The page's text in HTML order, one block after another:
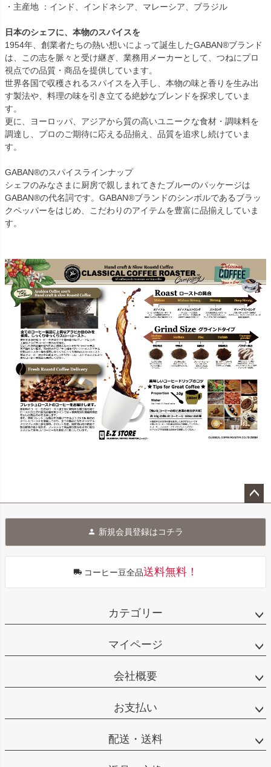
・主産地 ：インド、インドネシア、マレーシア、ブラジル
日本のシェフに、本物のスパイスを
1954年、創業者たちの熱い想いによって誕生したGABAN®ブランド
は、この志を脈々と受け継ぎ、業務用メーカーとして、つねにプロ
視点での品質・商品を提供しています。
世界各国で収穫されるスパイスを入手し、本物の味と香りを生み出
す製法や、料理の味を引き立てる絶妙なブレンドを探求していま
す。
更に、ヨーロッパ、アジアから質の高いユニークな食材・調味料を
調達し、プロのご期待に応える品揃え、品質を追求し続けていま
す。
GABAN®のスパイスラインナップ
シェフのみなさまに厨房で親しまれてきたブルーのパッケージは
GABAN®の代名詞です。GABAN®ブランドのシンボルであるブラッ
クペッパーをはじめ、こだわりのアイテムを豊富に品揃えしていま
す。
へ
新規会員登録はコチラ
コーヒー豆全品送料無料！
カテゴリー
マイページ
会社概要
お支払い
配送・送料